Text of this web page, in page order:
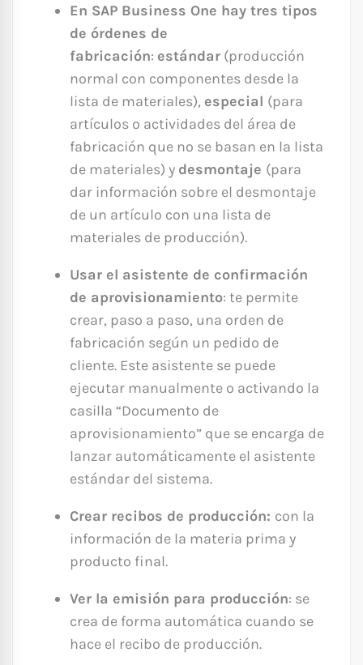
En SAP Business One hay tres tipos
de órdenes de
fabricación: estándar (producción
normal con componentes desde la
lista de materiales), especial (para
artículos o actividades del área de
fabricación que no se basan en la lista
de materiales) y desmontaje (para
dar información sobre el desmontaje
de un artículo con una lista de
materiales de producción).
Usar el asistente de confirmación
de aprovisionamiento: te permite
crear, paso a paso, una orden de
fabricación según un pedido de
cliente. Este asistente se puede
ejecutar manualmente o activando la
casilla “Documento de
aprovisionamiento” que se encarga de
lanzar automáticamente el asistente
estándar del sistema.
Crear recibos de producción: con la
información de la materia prima y
producto final.
Ver la emisión para producción: se
crea de forma automática cuando se
hace el recibo de producción.